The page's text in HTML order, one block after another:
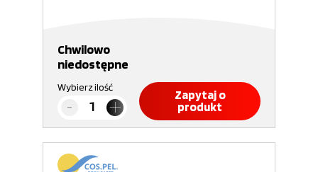
Chwilowo
niedostępne
Wybierz ilość
Zapytaj o
produkt